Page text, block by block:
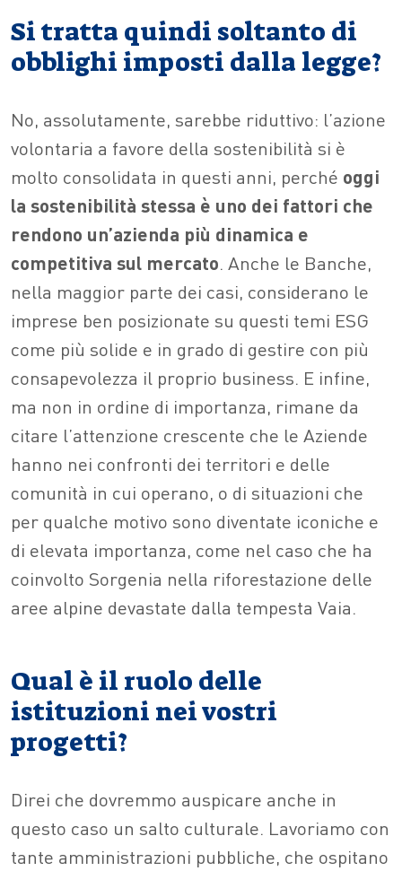
Si tratta quindi soltanto di
obblighi imposti dalla legge?
No, assolutamente, sarebbe riduttivo: l’azione
volontaria a favore della sostenibilità si è
molto consolidata in questi anni, perché oggi
la sostenibilità stessa è uno dei fattori che
rendono un’azienda più dinamica e
competitiva sul mercato. Anche le Banche,
nella maggior parte dei casi, considerano le
imprese ben posizionate su questi temi ESG
come più solide e in grado di gestire con più
consapevolezza il proprio business. E infine,
ma non in ordine di importanza, rimane da
citare l’attenzione crescente che le Aziende
hanno nei confronti dei territori e delle
comunità in cui operano, o di situazioni che
per qualche motivo sono diventate iconiche e
di elevata importanza, come nel caso che ha
coinvolto Sorgenia nella riforestazione delle
aree alpine devastate dalla tempesta Vaia.
Qual è il ruolo delle
istituzioni nei vostri
progetti?
Direi che dovremmo auspicare anche in
questo caso un salto culturale. Lavoriamo con
tante amministrazioni pubbliche, che ospitano